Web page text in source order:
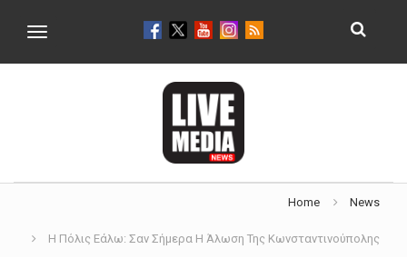
Toggle
Home News
Η Πόλις Εάλω: Σαν Σήμερα Η Άλωση Της Κωνσταντινούπολης